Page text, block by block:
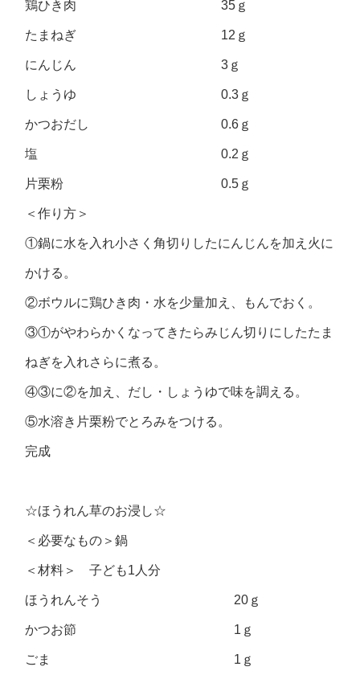
鶏ひき肉 35ｇ
たまねぎ 12ｇ
にんじん 3ｇ
しょうゆ 0.3ｇ
かつおだし 0.6ｇ
塩 0.2ｇ
片栗粉 0.5ｇ
＜作り方＞
①鍋に水を入れ小さく角切りしたにんじんを加え火に
かける。
②ボウルに鶏ひき肉・水を少量加え、もんでおく。
③①がやわらかくなってきたらみじん切りにしたたま
ねぎを入れさらに煮る。
④③に②を加え、だし・しょうゆで味を調える。
⑤水溶き片栗粉でとろみをつける。
完成
☆ほうれん草のお浸し☆
＜必要なもの＞鍋
＜材料＞ 子ども1人分
ほうれんそう 20ｇ
かつお節 1ｇ
ごま 1ｇ